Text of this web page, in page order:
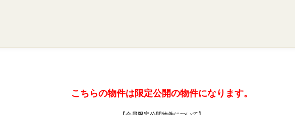
こちらの物件は限定公開の物件になります。